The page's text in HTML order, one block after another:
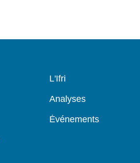
Navigation
L'Ifri
Analyses
Événements